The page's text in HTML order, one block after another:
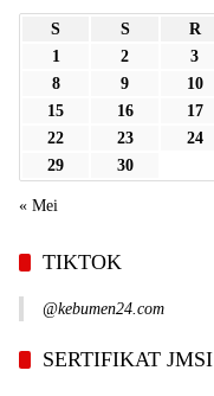
S S R
1
2 3
8
9 10
15
16 17
22
23 24
29
30
« Mei
TIKTOK
@kebumen24.com
SERTIFIKAT JMSI